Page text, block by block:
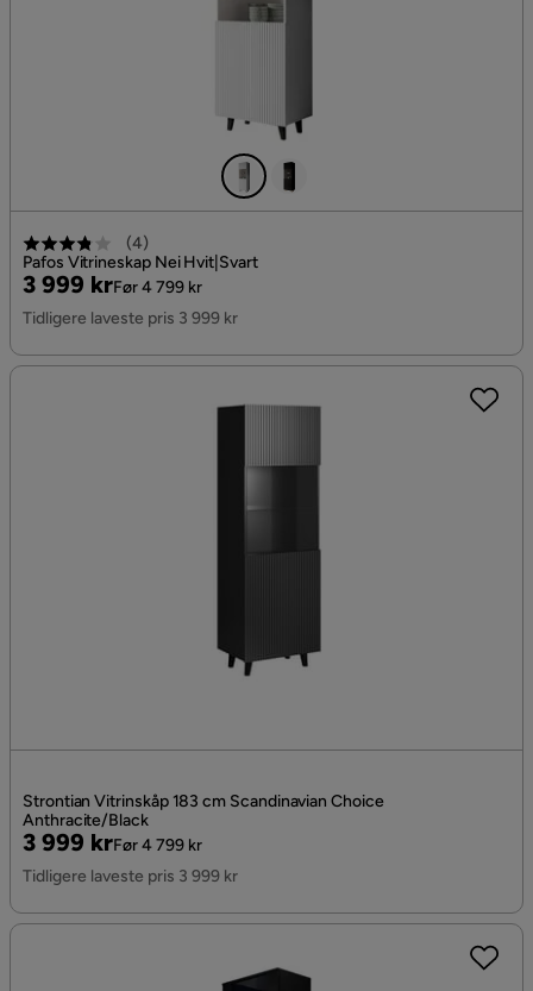
(4)
Pafos Vitrineskap Nei Hvit|Svart
Pris
3 999 kr
Original
Pris
Før 4 799 kr
Tidligere laveste pris 3 999 kr
Strontian Vitrinskåp 183 cm Scandinavian Choice
Anthracite/Black
Pris
3 999 kr
Original
Pris
Før 4 799 kr
Tidligere laveste pris 3 999 kr